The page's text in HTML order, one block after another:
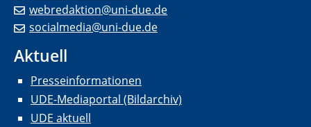
webredaktion@uni-due.de
socialmedia@uni-due.de
Aktuell
Presseinformationen
UDE-Mediaportal (Bildarchiv)
UDE aktuell